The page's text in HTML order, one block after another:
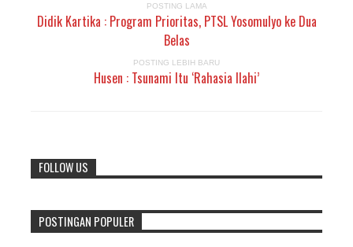
POSTING LAMA
Didik Kartika : Program Prioritas, PTSL Yosomulyo ke Dua
Belas
POSTING LEBIH BARU
Husen : Tsunami Itu ‘Rahasia Ilahi’
FOLLOW US
POSTINGAN POPULER